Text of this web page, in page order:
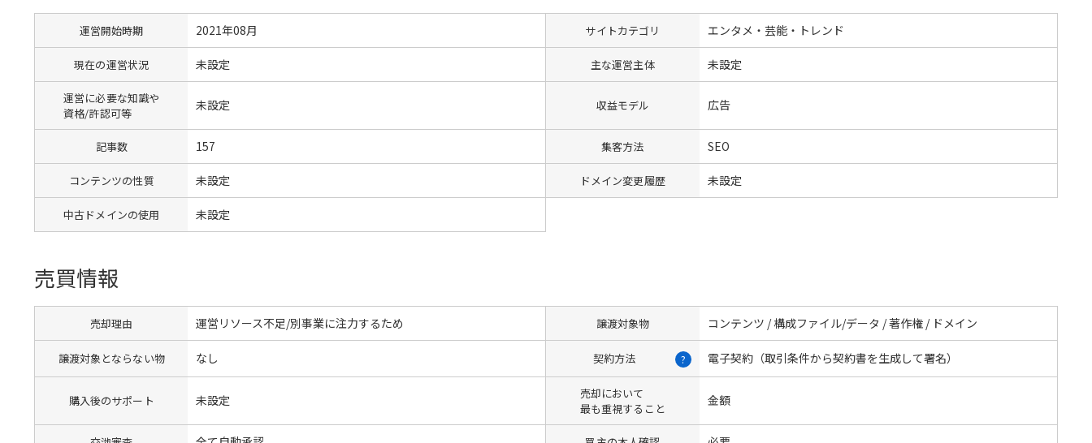
運営開始時期 2021年08月 サイトカテゴリ エンタメ・芸能・トレンド
現在の運営状況 未設定 主な運営主体 未設定
運営に必要な知識や
資格/許認可等
未設定 収益モデル 広告
記事数 157 集客方法 SEO
コンテンツの性質 未設定 ドメイン変更履歴 未設定
中古ドメインの使用 未設定
売買情報
売却理由 運営リソース不足/別事業に注力するため 譲渡対象物 コンテンツ / 構成ファイル/データ / 著作権 / ドメイン
譲渡対象とならない物 なし 契約方法 ? 電子契約（取引条件から契約書を生成して署名）
購入後のサポート 未設定
売却において
最も重視すること
金額